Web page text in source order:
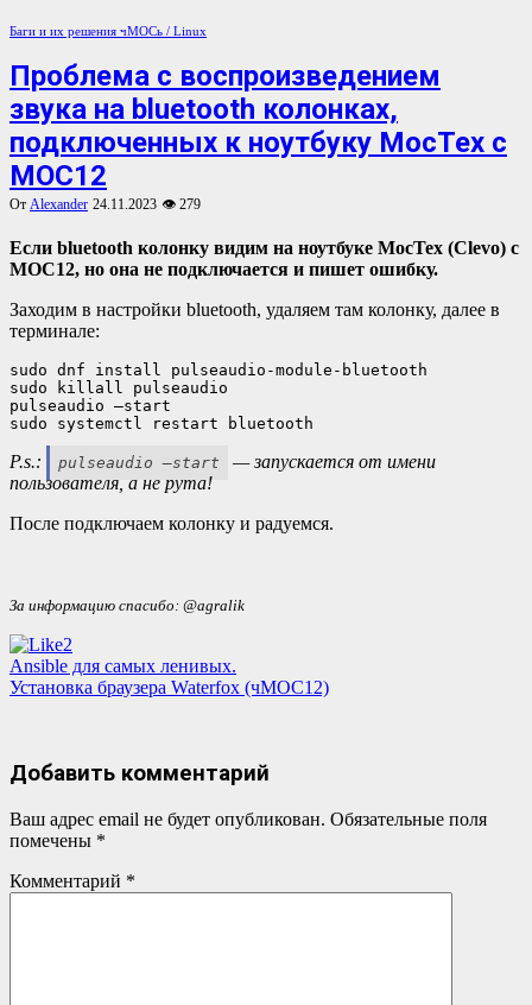
Баги и их решения чМОСь / Linux
Проблема с воспроизведением
звука на bluetooth колонках,
подключенных к ноутбуку МосТех с
МОС12
От Alexander 24.11.2023 👁 279
Если bluetooth колонку видим на ноутбуке МосТех (Clevo) с
МОС12, но она не подключается и пишет ошибку.
Заходим в настройки bluetooth, удаляем там колонку, далее в
терминале:
sudo dnf install pulseaudio-module-bluetooth
sudo killall pulseaudio
pulseaudio —start
sudo systemctl restart bluetooth
P.s.: pulseaudio —start
— запускается от имени
пользователя, а не рута!
После подключаем колонку и радуемся.
За информацию спасибо: @agralik
2
Навигация
по
Ansible для самых ленивых.
Установка браузера Waterfox (чМОС12)
Добавить комментарий
Ваш адрес email не будет опубликован. Обязательные поля
помечены *
Комментарий *